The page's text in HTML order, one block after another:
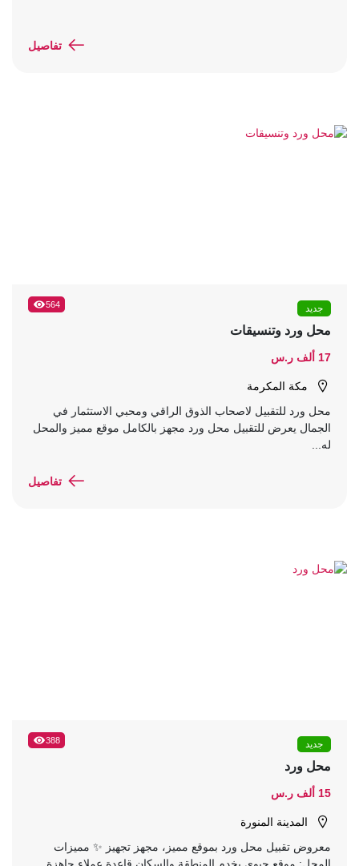
تفاصيل
564 جديد
محل ورد وتنسيقات
17 ألف ر.س
مكة المكرمة
محل ورد للتقبيل لاصحاب الذوق الراقي ومحبي الاستثمار في
الجمال يعرض للتقبيل محل ورد مجهز بالكامل موقع مميز والمحل
له...
تفاصيل
388 جديد
محل ورد
15 ألف ر.س
المدينة المنورة
معروض تقبيل محل ورد بموقع مميز، مجهز تجهيز ✨ مميزات